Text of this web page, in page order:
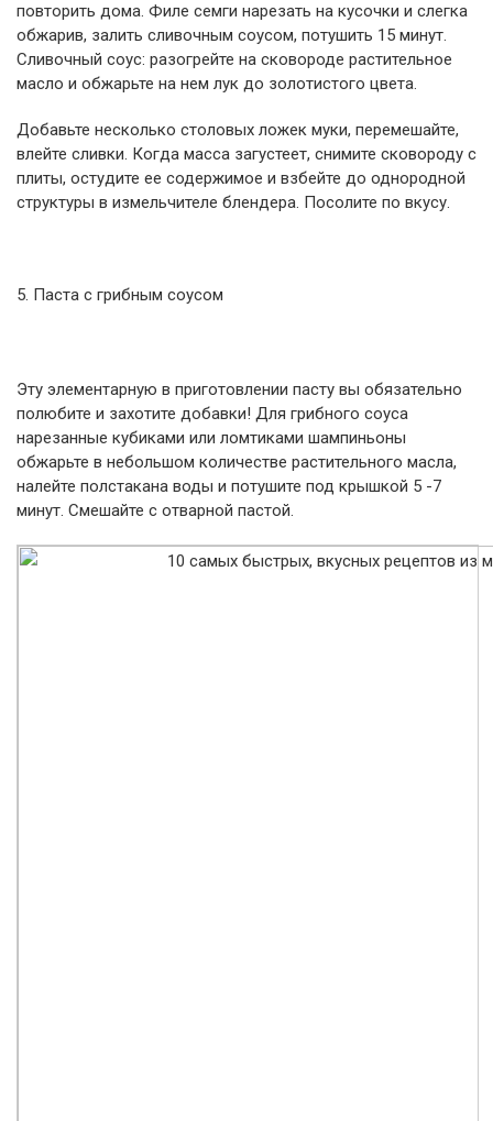
повторить дома. Филе семги нарезать на кусочки и слегка
обжарив, залить сливочным соусом, потушить 15 минут.
Сливочный соус: разогрейте на сковороде растительное
масло и обжарьте на нем лук до золотистого цвета.
Добавьте несколько столовых ложек муки, перемешайте,
влейте сливки. Когда масса загустеет, снимите сковороду с
плиты, остудите ее содержимое и взбейте до однородной
структуры в измельчителе блендера. Посолите по вкусу.
5. Паста с грибным соусом
Эту элементарную в приготовлении пасту вы обязательно
полюбите и захотите добавки! Для грибного соуса
нарезанные кубиками или ломтиками шампиньоны
обжарьте в небольшом количестве растительного масла,
налейте полстакана воды и потушите под крышкой 5 -7
минут. Смешайте с отварной пастой.